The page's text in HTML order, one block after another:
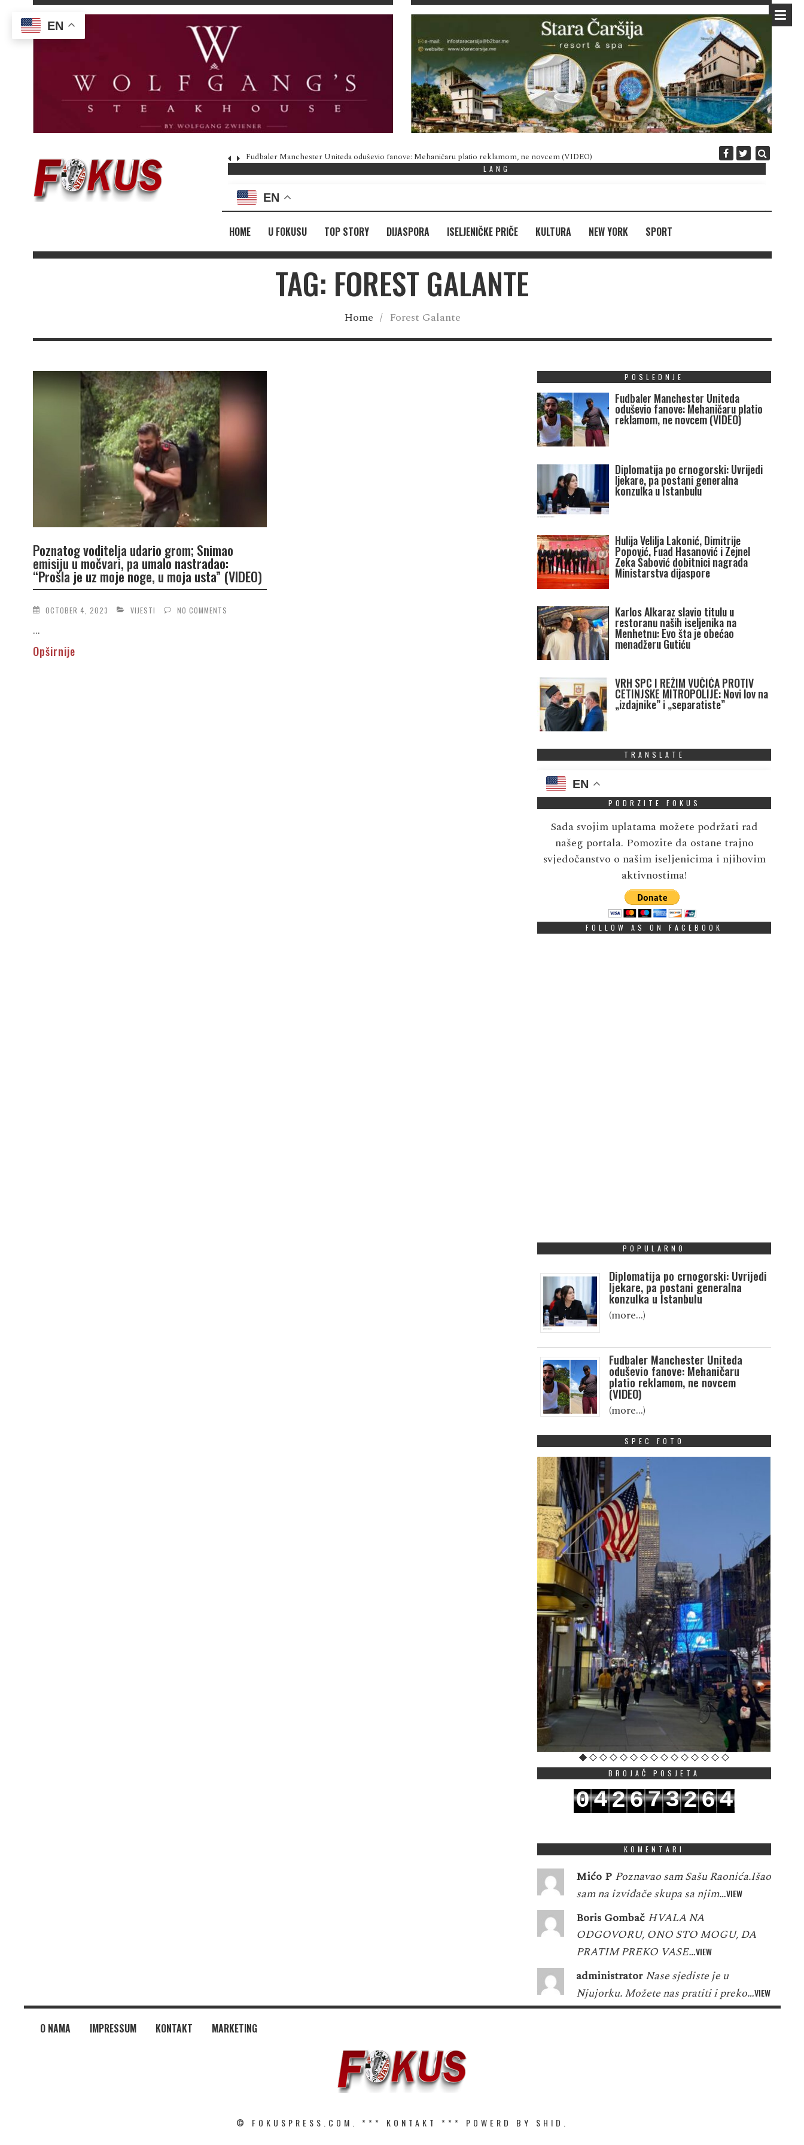
Fudbaler Manchester Uniteda oduševio fanove: Mehaničaru platio reklamom, ne novcem (VIDEO) Diplomatija po
LANG
EN
HOME U FOKUSU TOP STORY DIJASPORA ISELJENIČKE PRIČE KULTURA NEW YORK SPORT
TAG: FOREST GALANTE
Home / Forest Galante
Poznatog voditelja udario grom; Snimao
emisiju u močvari, pa umalo nastradao:
“Prošla je uz moje noge, u moja usta” (VIDEO)
OCTOBER 4, 2023 VIJESTI NO COMMENTS
...
Opširnije
POSLEDNJE
Fudbaler Manchester Uniteda
oduševio fanove: Mehaničaru platio
reklamom, ne novcem (VIDEO)
Diplomatija po crnogorski: Uvrijedi
ljekare, pa postani generalna
konzulka u Istanbulu
Hulija Velilja Lakonić, Dimitrije
Popović, Fuad Hasanović i Zejnel
Zeka Šabović dobitnici nagrada
Ministarstva dijaspore
Karlos Alkaraz slavio titulu u
restoranu naših iseljenika na
Menhetnu: Evo šta je obećao
menadžeru Gutiću
VRH SPC I REŽIM VUČIĆA PROTIV
CETINJSKE MITROPOLIJE: Novi lov na
„izdajnike” i „separatiste”
TRANSLATE
EN
PODRZITE FOKUS
Sada svojim uplatama možete podržati rad
našeg portala. Pomozite da ostane trajno
svjedočanstvo o našim iseljenicima i njihovim
aktivnostima!
FOLLOW AS ON FACEBOOK
POPULARNO
Diplomatija po crnogorski: Uvrijedi
ljekare, pa postani generalna
konzulka u Istanbulu
(more…)
Fudbaler Manchester Uniteda
oduševio fanove: Mehaničaru
platio reklamom, ne novcem
(VIDEO)
(more…)
SPEC FOTO
BROJAČ POSJETA
042673264
KOMENTARI
Mićo P Poznavao sam Sašu Raonića.Išao
sam na izviđače skupa sa njim…VIEW
Boris Gombač HVALA NA
ODGOVORU, ONO STO MOGU, DA
PRATIM PREKO VASE…VIEW
administrator Nase sjediste je u
Njujorku. Možete nas pratiti i preko…VIEW
O NAMA IMPRESSUM KONTAKT MARKETING
© FOKUSPRESS.COM. *** KONTAKT *** POWERD BY SHID.
EN